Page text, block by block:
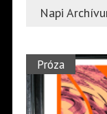
Napi
Próza